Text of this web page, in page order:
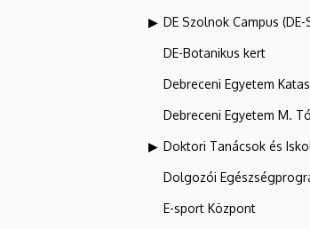
DE Szolnok Campus (DE-
DE-Botanikus kert
Debreceni Egyetem
Debreceni Egyetem M.
Doktori Tanácsok és
Dolgozói
E-sport Központ